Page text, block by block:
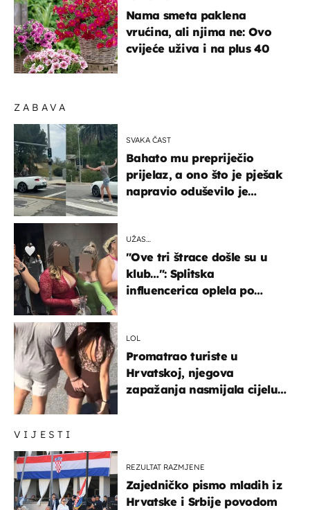
VIJESTI
REZULTAT RAZMJENE
Zajedničko pismo mladih iz
Hrvatske i Srbije povodom
ZABAVA
SVAKA ČAST
Bahato mu prepriječio
prijelaz, a ono što je pješak
napravio oduševilo je
UŽAS…
"Ove tri štrace došle su u
klub…": Splitska
influencerica oplela po
LOL
Promatrao turiste u
Hrvatskoj, njegova
zapažanja nasmijala cijelu
Nama smeta paklena
vrućina, ali njima ne: Ovo
cvijeće uživa i na plus 40